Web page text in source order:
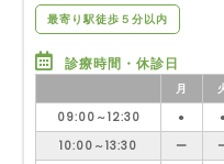
最寄り駅徒歩５分以内
診療時間・休診日
月
09:00～12:30
● ●
10:00～13:30
ー